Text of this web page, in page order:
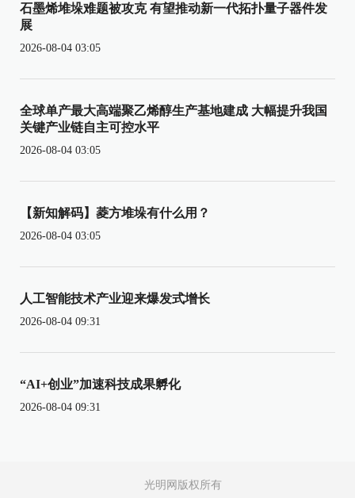
石墨烯堆垛难题被攻克 有望推动新一代拓扑量子器件发
展
2026-08-04 03:05
全球单产最大高端聚乙烯醇生产基地建成 大幅提升我国
关键产业链自主可控水平
2026-08-04 03:05
【新知解码】菱方堆垛有什么用？
2026-08-04 03:05
人工智能技术产业迎来爆发式增长
2026-08-04 09:31
“AI+创业”加速科技成果孵化
2026-08-04 09:31
光明网版权所有